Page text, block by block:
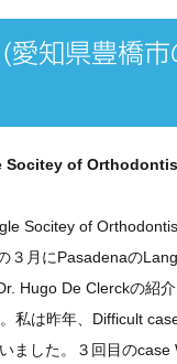
愛知県豊橋
Socitey of
Socitey of
３月にPasadenaの
Hugo De Clerckの紹
私は昨年、Difficult
ました。３回目の